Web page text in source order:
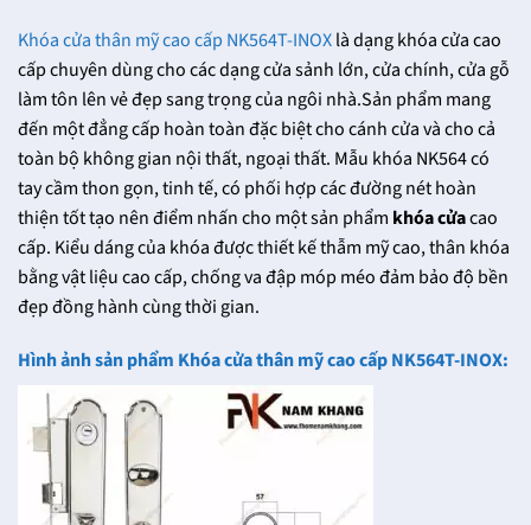
Khóa cửa thân mỹ cao cấp NK564T-INOXlà dạng khóa cửa cao
cấp chuyên dùng cho các dạng cửa sảnh lớn, cửa chính, cửa gỗ
làm tôn lên vẻ đẹp sang trọng của ngôi nhà.Sản phẩm mang
đến một đẳng cấp hoàn toàn đặc biệt cho cánh cửa và cho cả
toàn bộ không gian nội thất, ngoại thất. Mẫu khóa NK564 có
tay cầm thon gọn, tinh tế, có phối hợp các đường nét hoàn
thiện tốt tạo nên điểm nhấn cho một sản phẩm khóa cửacao
cấp. Kiểu dáng của khóa được thiết kế thẫm mỹ cao, thân khóa
bằng vật liệu cao cấp, chống va đập móp méo đảm bảo độ bền
đẹp đồng hành cùng thời gian.
Hình ảnh sản phẩm Khóa cửa thân mỹ cao cấp NK564T-INOX: